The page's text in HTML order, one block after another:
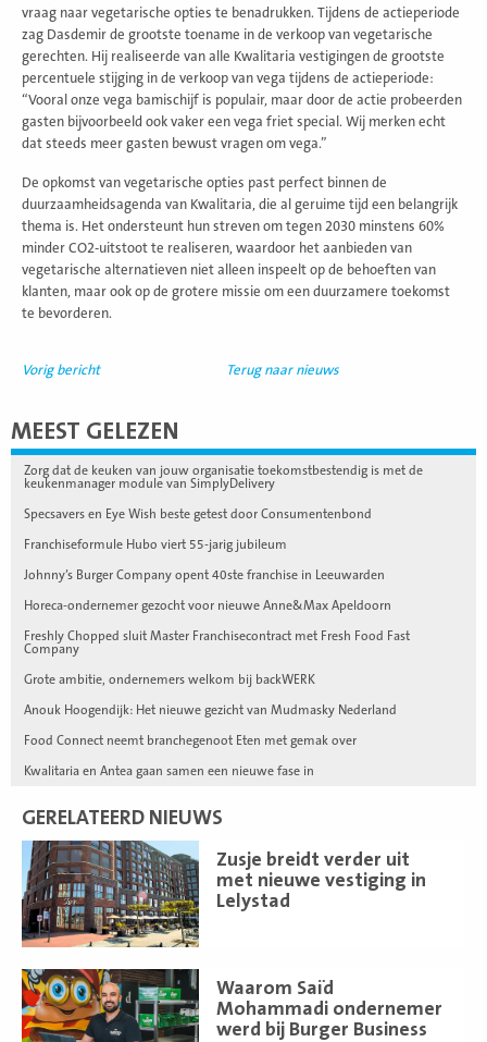
vraag naar vegetarische opties te benadrukken. Tijdens de actieperiode
zag Dasdemir de grootste toename in de verkoop van vegetarische
gerechten. Hij realiseerde van alle Kwalitaria vestigingen de grootste
percentuele stijging in de verkoop van vega tijdens de actieperiode:
“Vooral onze vega bamischijf is populair, maar door de actie probeerden
gasten bijvoorbeeld ook vaker een vega friet special. Wij merken echt
dat steeds meer gasten bewust vragen om vega.”
De opkomst van vegetarische opties past perfect binnen de
duurzaamheidsagenda van Kwalitaria, die al geruime tijd een belangrijk
thema is. Het ondersteunt hun streven om tegen 2030 minstens 60%
minder CO2-uitstoot te realiseren, waardoor het aanbieden van
vegetarische alternatieven niet alleen inspeelt op de behoeften van
klanten, maar ook op de grotere missie om een ​​duurzamere toekomst
te bevorderen.
Vorig bericht Terug naar nieuws
MEEST GELEZEN
Zorg dat de keuken van jouw organisatie toekomstbestendig is met de
keukenmanager module van SimplyDelivery
Specsavers en Eye Wish beste getest door Consumentenbond
Franchiseformule Hubo viert 55-jarig jubileum
Johnny’s Burger Company opent 40ste franchise in Leeuwarden
Horeca-ondernemer gezocht voor nieuwe Anne&Max Apeldoorn
Freshly Chopped sluit Master Franchisecontract met Fresh Food Fast
Company
Grote ambitie, ondernemers welkom bij backWERK
Anouk Hoogendijk: Het nieuwe gezicht van Mudmasky Nederland
Food Connect neemt branchegenoot Eten met gemak over
Kwalitaria en Antea gaan samen een nieuwe fase in
GERELATEERD NIEUWS
Zusje breidt verder uit
met nieuwe vestiging in
Lelystad
Lees
meer
Waarom Saïd
Mohammadi ondernemer
werd bij Burger Business
Lees
meer